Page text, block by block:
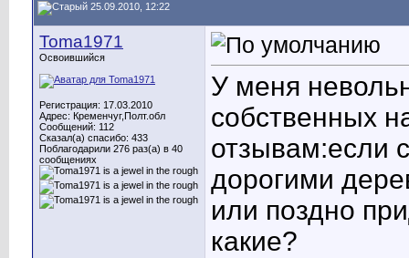
25.09.2010, 12:22
Toma1971
Освоившийся
Регистрация: 17.03.2010
Адрес: Кременчуг,Полт.обл
Сообщений: 112
Сказал(а) спасибо: 433
Поблагодарили 276 раз(а) в 40
сообщениях
У меня
собственных
отзывам:если
дорогими
или поздно
какие?